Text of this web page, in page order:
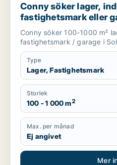
Conny söker lager,
fastighetsmark eller
i Sollentuna
Conny söker 100-1000 m²
fastighetsmark / garage i
Type
Lager, Fastighetsmark
Storlek
100 - 1 000 m2
Max. per månad
Ej angivet
Mer